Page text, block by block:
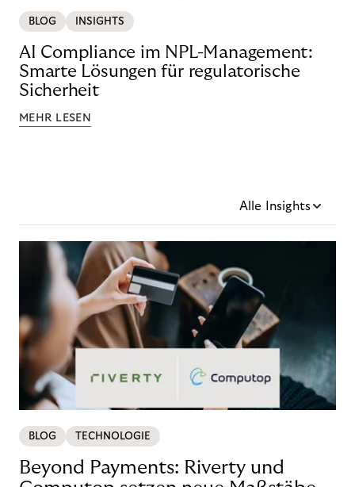
BLOG INSIGHTS
AI Compliance im NPL-Management:
Smarte Lösungen für regulatorische
Sicherheit
MEHR LESEN
Alle Insights
BLOG TECHNOLOGIE
Beyond Payments: Riverty und